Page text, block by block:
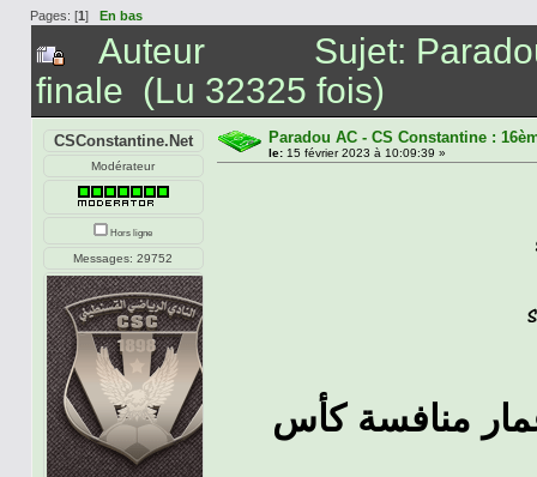
Pages: [1] En bas
Auteur
Sujet:
finale (Lu 32325 fois)
CSConstantine.Net
Modérateur
Hors ligne
Messages: 29752
Paradou AC - CS Constantine :
le: 15 février 2023 à 10:09:39 »
منافسة كأس